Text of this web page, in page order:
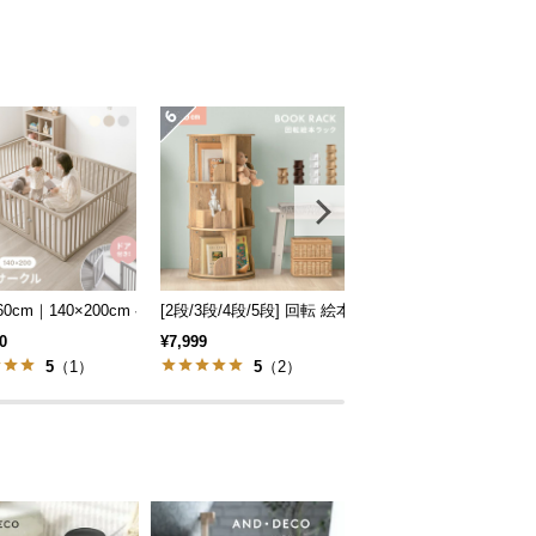
ット｜140×200cm ベビーサークル
5 （1）
[2段/3段/4段/5段] 回転 絵本棚 幅46cm ブックシ
¥7,999
5 （2）